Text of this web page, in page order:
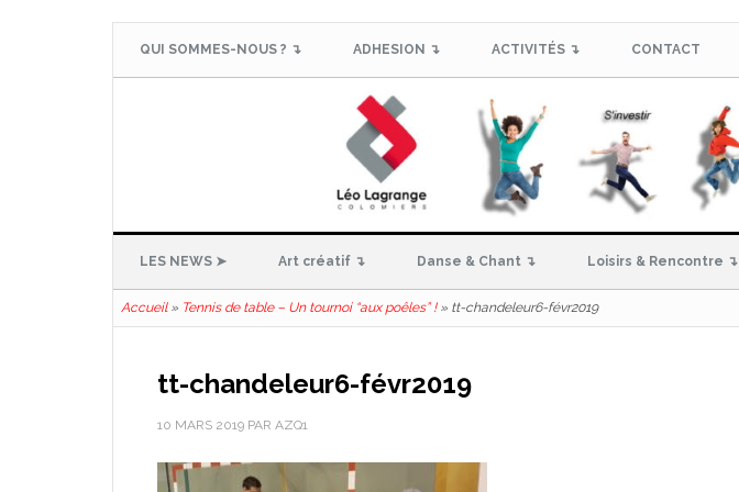
QUI SOMMES-NOUS ? ↴ ADHESION ↴ ACTIVITÉS ↴ CONTACT
LES NEWS ➤ Art créatif ↴ Danse & Chant ↴ Loisirs & Rencontre ↴
Accueil» Tennis de table – Un tournoi “aux poêles” !» tt-chandeleur6-févr2019
tt-chandeleur6-févr2019
10 MARS 2019 PAR AZQ1